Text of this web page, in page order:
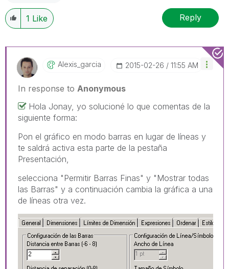
1 Like Reply
Alexis_garcia ‎2015-02-26 11:55 AM
In response to Anonymous
Hola Jonay, yo solucioné lo que comentas de la
siguiente forma:
Pon el gráfico en modo barras en lugar de líneas y
te saldrá activa esta parte de la pestaña
Presentación,
selecciona "Permitir Barras Finas" y "Mostrar todas
las Barras" y a continuación cambia la gráfica a una
de líneas otra vez.